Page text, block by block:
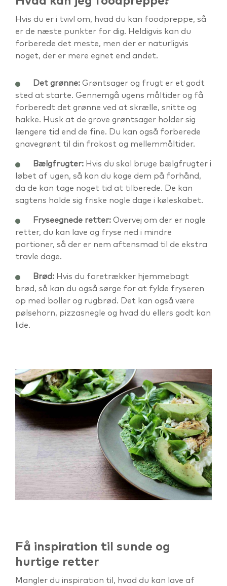
Hvis du er i tvivl om, hvad du kan foodpreppe, så
er de næste punkter for dig. Heldigvis kan du
forberede det meste, men der er naturligvis
noget, der er mere egnet end andet.
Det grønne: Grøntsager og frugt er et godt
sted at starte. Gennemgå ugens måltider og få
forberedt det grønne ved at skrælle, snitte og
hakke. Husk at de grove grøntsager holder sig
længere tid end de fine. Du kan også forberede
gnavegrønt til din frokost og mellemmåltider.
Bælgfrugter: Hvis du skal bruge bælgfrugter i
løbet af ugen, så kan du koge dem på forhånd,
da de kan tage noget tid at tilberede. De kan
sagtens holde sig friske nogle dage i køleskabet.
Fryseegnede retter: Overvej om der er nogle
retter, du kan lave og fryse ned i mindre
portioner, så der er nem aftensmad til de ekstra
travle dage.
Brød: Hvis du foretrækker hjemmebagt
brød, så kan du også sørge for at fylde fryseren
op med boller og rugbrød. Det kan også være
pølsehorn, pizzasnegle og hvad du ellers godt kan
lide.
Få inspiration til sunde og
hurtige retter
Mangler du inspiration til, hvad du kan lave af